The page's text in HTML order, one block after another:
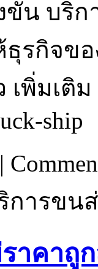
น บริก
รกิจข
พิ่มเติม
ship
|
ารขนส่
ราคา